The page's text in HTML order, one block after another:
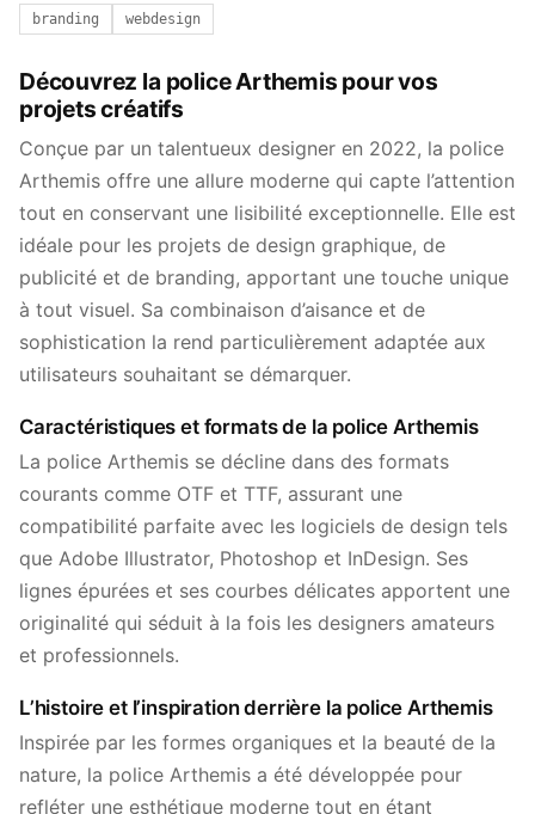
branding webdesign
Découvrez la police Arthemis pour vos
projets créatifs
Conçue par un talentueux designer en 2022, la police
Arthemis offre une allure moderne qui capte l’attention
tout en conservant une lisibilité exceptionnelle. Elle est
idéale pour les projets de design graphique, de
publicité et de branding, apportant une touche unique
à tout visuel. Sa combinaison d’aisance et de
sophistication la rend particulièrement adaptée aux
utilisateurs souhaitant se démarquer.
Caractéristiques et formats de la police Arthemis
La police Arthemis se décline dans des formats
courants comme OTF et TTF, assurant une
compatibilité parfaite avec les logiciels de design tels
que Adobe Illustrator, Photoshop et InDesign. Ses
lignes épurées et ses courbes délicates apportent une
originalité qui séduit à la fois les designers amateurs
et professionnels.
L’histoire et l’inspiration derrière la police Arthemis
Inspirée par les formes organiques et la beauté de la
nature, la police Arthemis a été développée pour
refléter une esthétique moderne tout en étant